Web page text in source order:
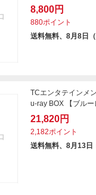
8,800円
880ポイント
送料無料、8月8日（
TCエンタテインメ
u-ray BOX 【ブルー
21,820円
2,182ポイント
送料無料、8月13日